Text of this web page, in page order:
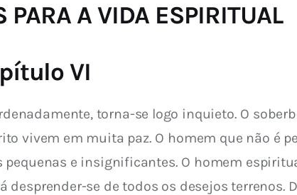
A VIDA ESPIRITUAL
VI
torna-se logo inquieto. O
vivem em muita paz. O homem que não é
e insignificantes. O homem
se de todos os desejos terrenos.